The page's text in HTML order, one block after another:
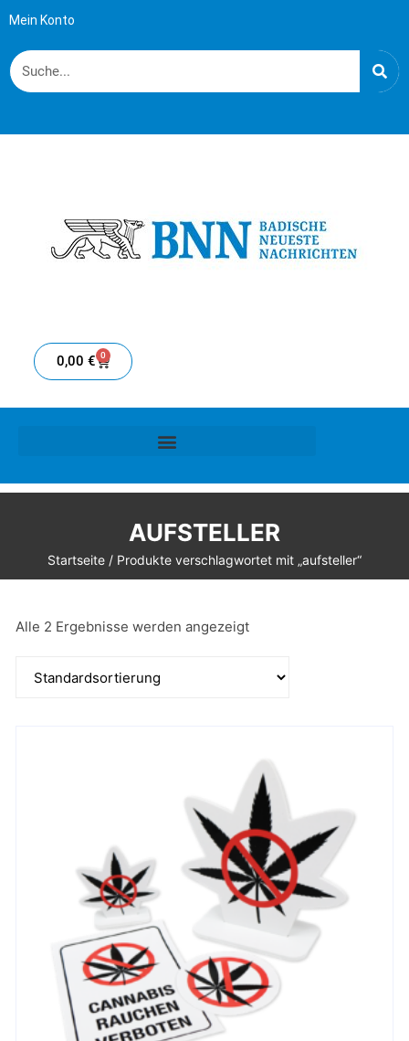
Mein Konto
0,00 € 0
AUFSTELLER
Startseite/ Produkte verschlagwortet mit „aufsteller“
Alle 2 Ergebnisse werden angezeigt